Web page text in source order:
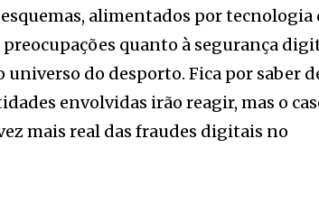
alimentados por tecnologia
quanto à segurança
do desporto. Fica por saber
envolvidas irão reagir, mas o
mais real das fraudes digitais no